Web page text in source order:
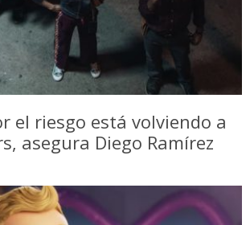
el riesgo está volviendo a
asegura Diego Ramírez